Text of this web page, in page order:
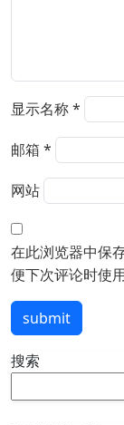
显示名称*
邮箱 *
网站
在此浏览器中保
便下次评论时使用
submit
搜索